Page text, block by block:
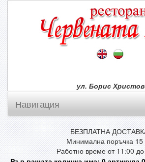
ул. Борис
Навигация
БЕЗПЛАТНА
Минимална поръчка 15
Работно време от 11:00